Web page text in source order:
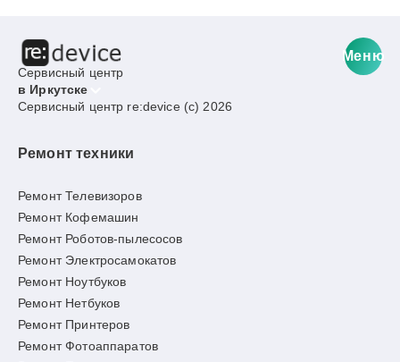
Сервисный центр
в Иркутске
Меню
Сервисный центр re:device (c) 2026
Ремонт техники
Ремонт Телевизоров
Ремонт Кофемашин
Ремонт Роботов-пылесосов
Ремонт Электросамокатов
Ремонт Ноутбуков
Ремонт Нетбуков
Ремонт Принтеров
Ремонт Фотоаппаратов